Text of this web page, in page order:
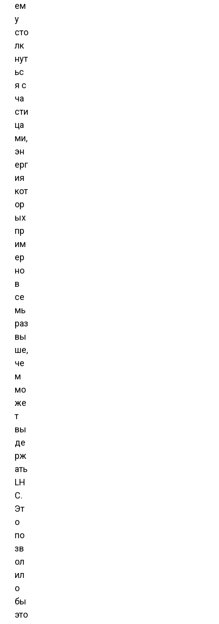
ем
у
сто
лк
нут
ьс
я с
ча
сти
ца
ми,
эн
ерг
ия
кот
ор
ых
пр
им
ер
но
в
се
мь
раз
вы
ше,
че
м
мо
же
т
вы
де
рж
ать
LH
C.
Эт
о
по
зв
ол
ил
о
бы
это